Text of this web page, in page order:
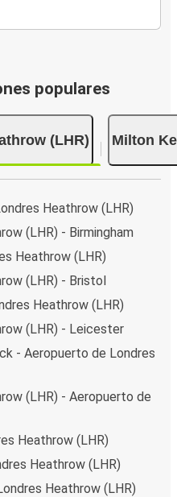
populares
(LHR) Milton
Heathrow (LHR)
(LHR) - Birmingham
Heathrow (LHR)
(LHR) - Bristol
Heathrow (LHR)
(LHR) - Leicester
- Aeropuerto de Londres
(LHR) - Aeropuerto de
Heathrow (LHR)
Heathrow (LHR)
Heathrow (LHR)